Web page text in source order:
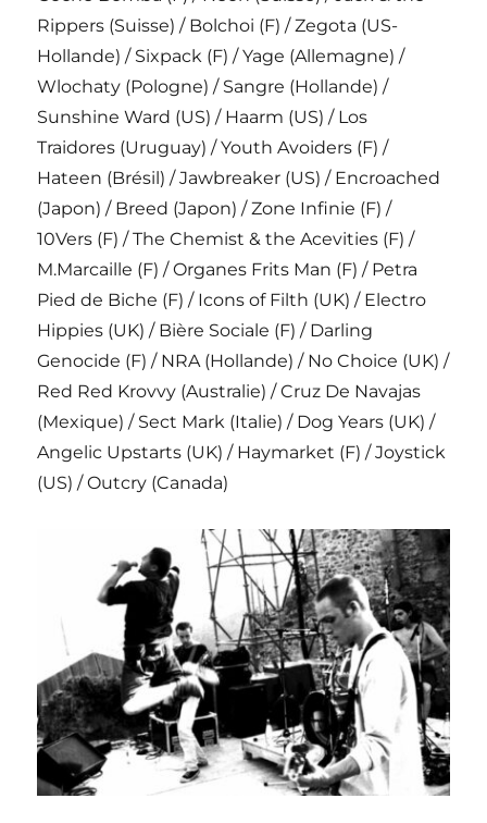
Rippers (Suisse) / Bolchoi (F) / Zegota (US-
Hollande) / Sixpack (F) / Yage (Allemagne) /
Wlochaty (Pologne) / Sangre (Hollande) /
Sunshine Ward (US) / Haarm (US) / Los
Traidores (Uruguay) / Youth Avoiders (F) /
Hateen (Brésil) / Jawbreaker (US) / Encroached
(Japon) / Breed (Japon) / Zone Infinie (F) /
10Vers (F) / The Chemist & the Acevities (F) /
M.Marcaille (F) / Organes Frits Man (F) / Petra
Pied de Biche (F) / Icons of Filth (UK) / Electro
Hippies (UK) / Bière Sociale (F) / Darling
Genocide (F) / NRA (Hollande) / No Choice (UK) /
Red Red Krovvy (Australie) / Cruz De Navajas
(Mexique) / Sect Mark (Italie) / Dog Years (UK) /
Angelic Upstarts (UK) / Haymarket (F) / Joystick
(US) / Outcry (Canada)